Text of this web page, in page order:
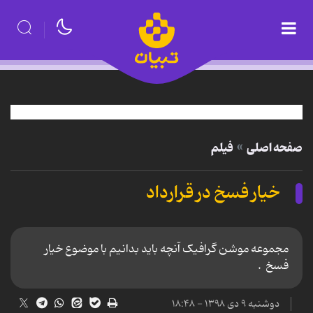
صفحه اصلی فیلم
خیار فسخ در قرارداد
مجموعه موشن گرافیک آنچه باید بدانیم با موضوع خیار
فسخ .
دوشنبه ۹ دی ۱۳۹۸ - ۱۸:۴۸